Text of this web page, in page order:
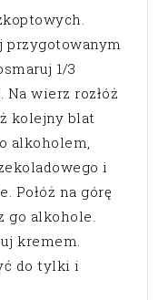
przygotowanym
1/3
Na wierz rozłóż
kolejny blat
alkoholem,
i
Połóż na górę
go alkohole.
kremem.
do tylki i